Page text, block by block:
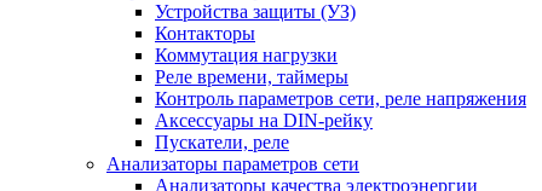
Устройства защиты (УЗ)
Контакторы
Коммутация нагрузки
Реле времени, таймеры
Контроль параметров сети, реле напряжения
Аксессуары на DIN-рейку
Пускатели, реле
Анализаторы параметров сети
Анализаторы качества электроэнергии